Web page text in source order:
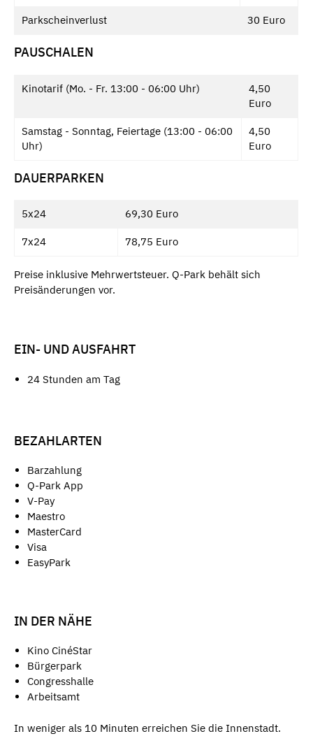
Parkscheinverlust 30 Euro
PAUSCHALEN
Kinotarif (Mo. - Fr. 13:00 - 06:00 Uhr)
4,50
Euro
Samstag - Sonntag, Feiertage (13:00 - 06:00
Uhr)
4,50
Euro
DAUERPARKEN
5x24 69,30 Euro
7x24 78,75 Euro
Preise inklusive Mehrwertsteuer. Q-Park behält sich
Preisänderungen vor.
EIN- UND AUSFAHRT
24 Stunden am Tag
BEZAHLARTEN
Barzahlung
Q-Park App
V-Pay
Maestro
MasterCard
Visa
EasyPark
IN DER NÄHE
Kino CinéStar
Bürgerpark
Congresshalle
Arbeitsamt
In weniger als 10 Minuten erreichen Sie die Innenstadt.